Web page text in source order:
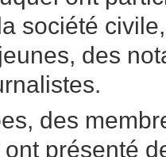
société
des
des
présenté